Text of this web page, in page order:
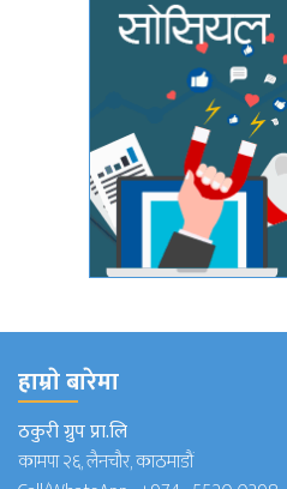
हाम्राे बारेमा
ठकुरी ग्रुप प्रा.लि
कामपा २६, लैनचौर, काठमाडौं